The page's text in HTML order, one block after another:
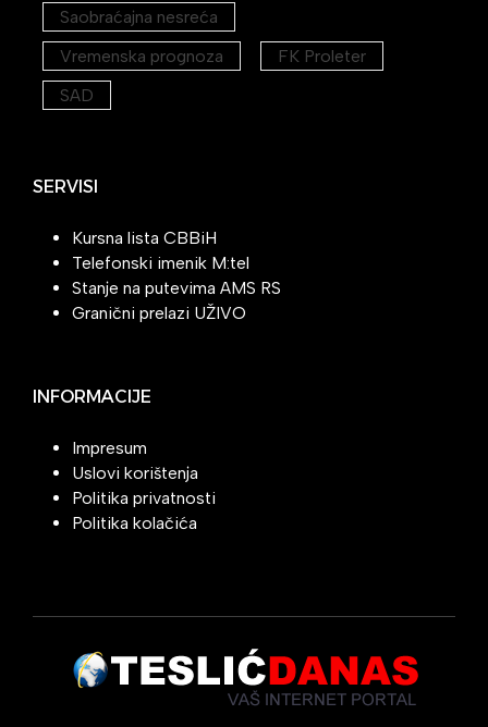
Saobraćajna nesreća
Vremenska prognoza
FK Proleter
SAD
SERVISI
Kursna lista CBBiH
Telefonski imenik M:tel
Stanje na putevima AMS RS
Granični prelazi UŽIVO
INFORMACIJE
Impresum
Uslovi korištenja
Politika privatnosti
Politika kolačića